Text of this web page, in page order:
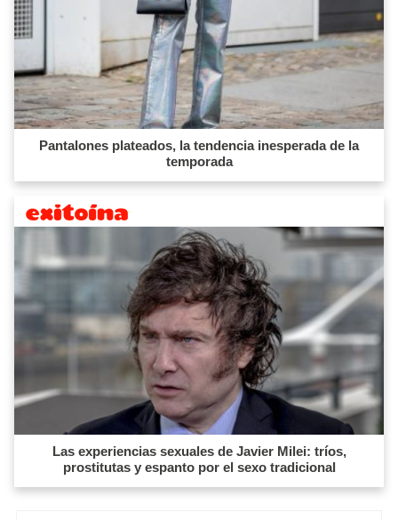
Pantalones plateados, la tendencia inesperada de la
temporada
Las experiencias sexuales de Javier Milei: tríos,
prostitutas y espanto por el sexo tradicional